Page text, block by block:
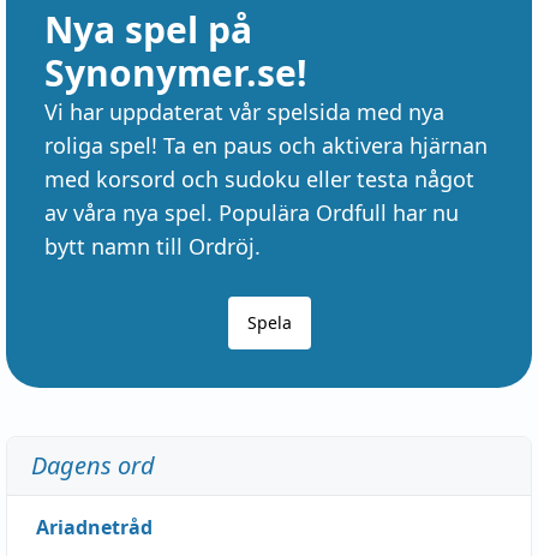
Nya spel på
Synonymer.se!
Vi har uppdaterat vår spelsida med nya
roliga spel! Ta en paus och aktivera hjärnan
med korsord och sudoku eller testa något
av våra nya spel. Populära Ordfull har nu
bytt namn till Ordröj.
Spela
Dagens ord
Ariadnetråd